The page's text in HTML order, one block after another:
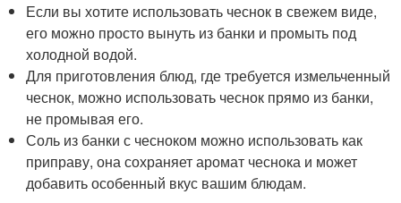
Если вы хотите использовать чеснок в свежем виде,
его можно просто вынуть из банки и промыть под
холодной водой.
Для приготовления блюд, где требуется измельченный
чеснок, можно использовать чеснок прямо из банки,
не промывая его.
Соль из банки с чесноком можно использовать как
приправу, она сохраняет аромат чеснока и может
добавить особенный вкус вашим блюдам.